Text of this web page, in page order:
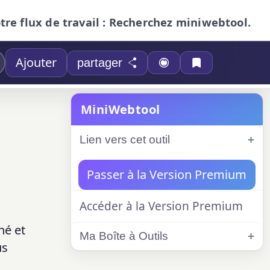
flux de travail : Recherchez miniwebtool.
Ajouter partager
et
MiniWebtool
Lien vers cet outil
Passer à la Version Premium
Accéder à la Version Premium
Ma Boîte à Outils